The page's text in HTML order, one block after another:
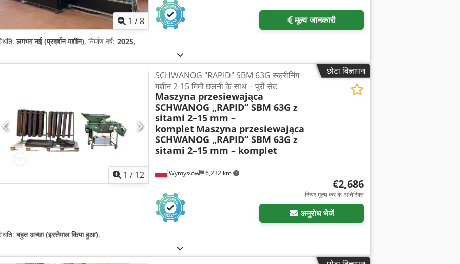
1 /8 मूल्य जानकारी
लगभग नई (प्रदर्शन मशीन), निर्माण वर्ष: 2025,
छोटा विज्ञापन
1 / 12 Wymysłów 6,232 km
SCHWANOG "RAPID" SBM 63G स्क्रीनिंग
मशीन 2-15 मिमी छलनी के साथ – पूरी सेट
Maszyna przesiewająca
SCHWANOG „RAPID” SBM 63G z
sitami 2–15 mm –
komplet Maszyna przesiewająca
SCHWANOG „RAPID” SBM 63G z
sitami 2–15 mm – komplet
€2,686
स्थिर मूल्य कर के अतिरिक्त
अनुरोध भेजें
बहुत अच्छा (इस्तेमाल किया हुआ),